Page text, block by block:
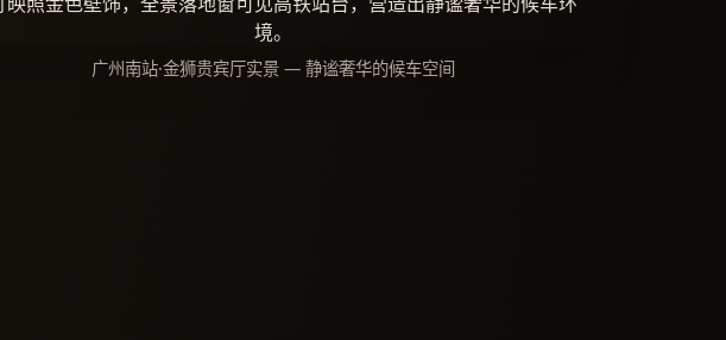
广州南站·金狮贵宾厅实景 — 静谧奢华的候车空间